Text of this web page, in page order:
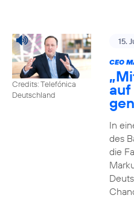
Credits: Telefónica
Deutschland
15.
CEO
In
des
die